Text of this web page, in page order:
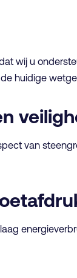
wij u
huidige
van